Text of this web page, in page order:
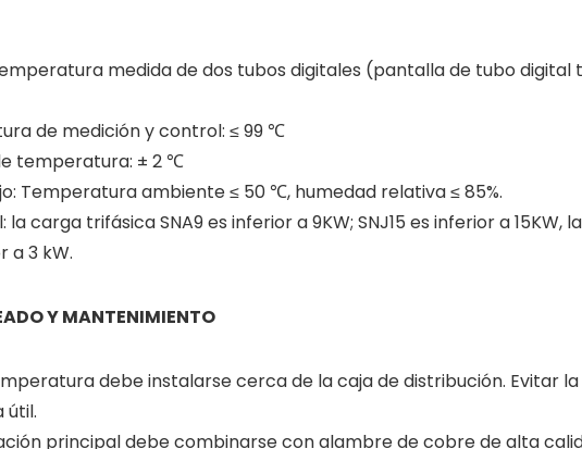
medida de dos tubos digitales (pantalla de tubo digital
de medición y control: ≤ 99 ℃
temperatura: ± 2 ℃
Temperatura ambiente ≤ 50 ℃, humedad relativa ≤ 85%.
carga trifásica SNA9 es inferior a 9KW; SNJ15 es inferior a 15KW,
a 3 kW.
Y MANTENIMIENTO
debe instalarse cerca de la caja de distribución. Evitar
útil.
principal debe combinarse con alambre de cobre de alta